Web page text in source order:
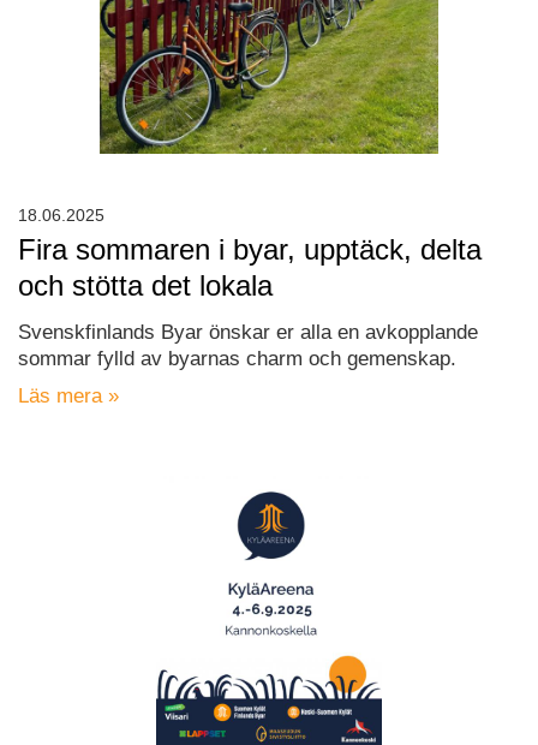
Fira sommaren i byar, upptäck, delta
och stötta det lokala
Svenskfinlands Byar önskar er alla en avkopplande
sommar fylld av byarnas charm och gemenskap.
Läs mera »
18.06.2025